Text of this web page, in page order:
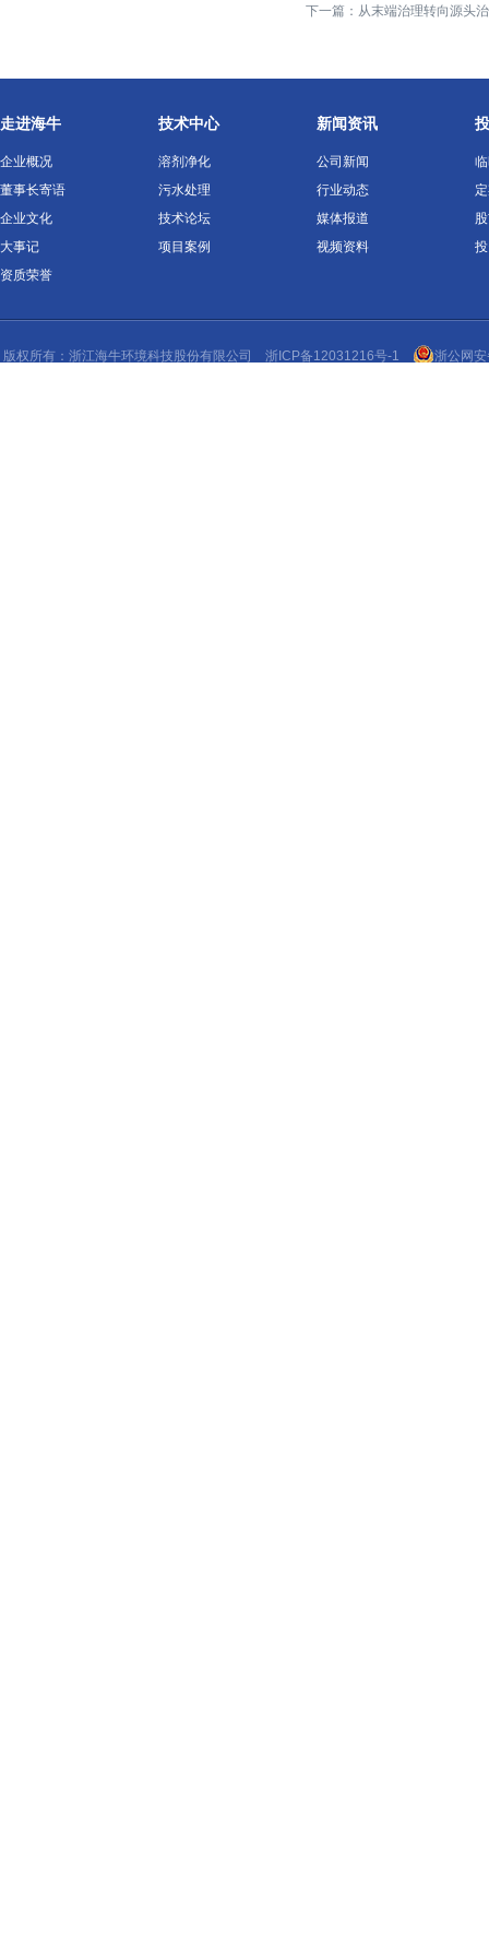
下一篇： 从末端治理转向源头
走进海牛
企业概况
董事长寄语
企业文化
大事记
资质荣誉
技术中心
溶剂净化
污水处理
技术论坛
项目案例
新闻资讯
公司新闻
行业动态
媒体报道
视频资料
版权所有：浙江海牛环境科技股份有限公司 浙ICP备12031216号-1 浙公网